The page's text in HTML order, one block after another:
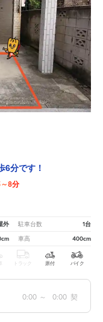
6分です！
8分
外 駐車台数 1台
車高 400cm
トラック 原付 バイク
0:00 ～ 0:00 契